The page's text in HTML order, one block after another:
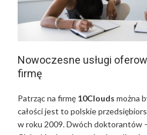
Nowoczesne usługi
firmę
Patrząc na firmę 10Clouds można
całości jest to polskie
w roku 2009. Dwóch doktorantów